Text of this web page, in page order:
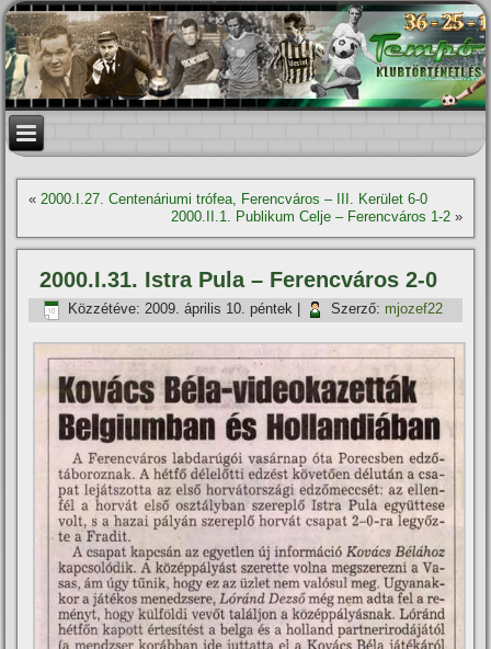
«2000.I.27. Centenáriumi trófea, Ferencváros – III. Kerület 6-0
2000.II.1. Publikum Celje – Ferencváros 1-2»
2000.I.31. Istra Pula – Ferencváros 2-0
Közzétéve: 2009. április 10. péntek Szerző: mjozef22